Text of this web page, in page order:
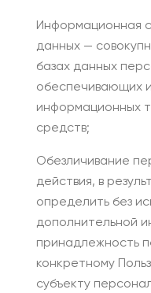
Информационная
данных —
базах данных
обеспечивающих
информационных
средств;
Обезличивание
действия, в
определить без
дополнительной
принадлежность
конкретному
субъекту